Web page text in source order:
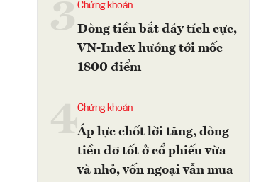
Chứng khoán
Dòng tiền bắt đáy tích cực,
VN-Index hướng tới mốc
1800 điểm
4Chứng khoán
Áp lực chốt lời tăng, dòng
tiền đỡ tốt ở cổ phiếu vừa
và nhỏ, vốn ngoại vẫn mua